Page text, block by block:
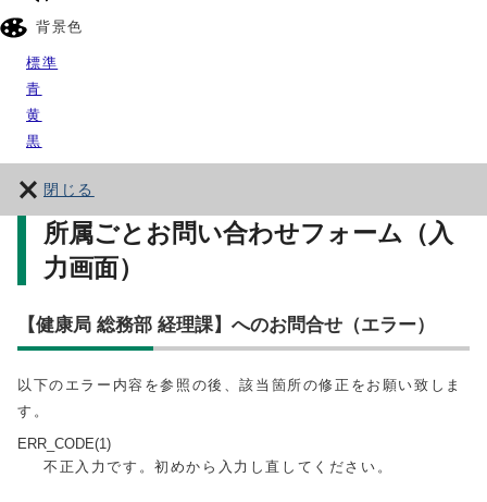
背景色
標準
青
黄
黒
閉じる
所属ごとお問い合わせフォーム（入
力画面）
【健康局 総務部 経理課】へのお問合せ（エラー）
以下のエラー内容を参照の後、該当箇所の修正をお願い致しま
す。
ERR_CODE(1)
不正入力です。初めから入力し直してください。